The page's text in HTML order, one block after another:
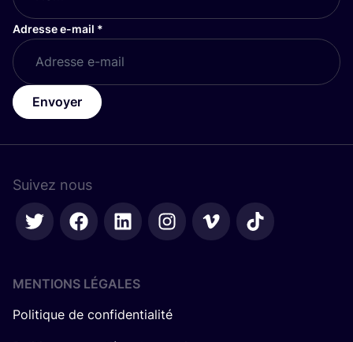
Adresse e-mail *
Envoyer
Suivez nous
MENTIONS LÉGALES
Politique de confidentialité